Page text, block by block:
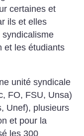
certaines et
ils et elles
et les étudiants
unité syndicale
FO, FSU, Unsa)
Unef), plusieurs
et pour la
les 300